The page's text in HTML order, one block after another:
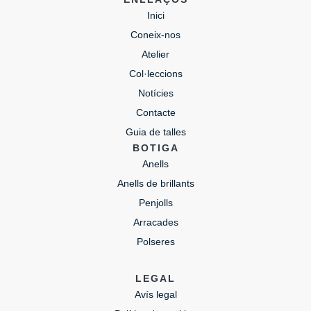
Inici
Coneix-nos
Atelier
Col·leccions
Notícies
Contacte
Guia de talles
BOTIGA
Anells
Anells de brillants
Penjolls
Arracades
Polseres
LEGAL
Avís legal